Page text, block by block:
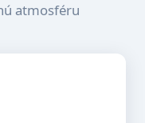
atmosféru